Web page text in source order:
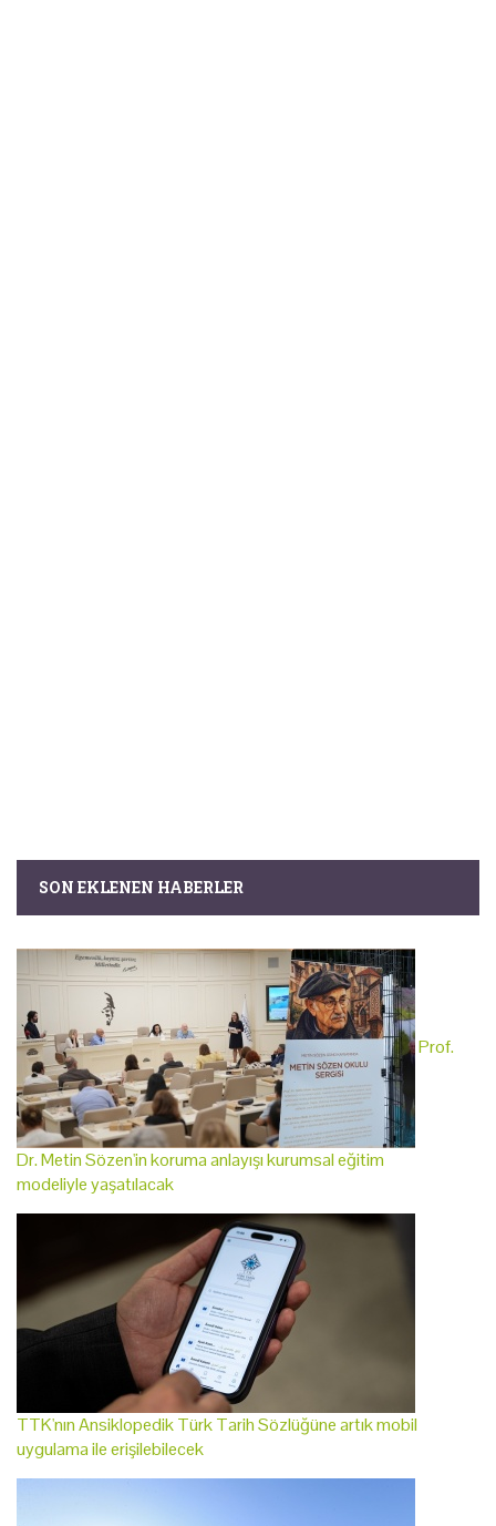
SON EKLENEN HABERLER
Prof.
Dr. Metin Sözen'in koruma anlayışı kurumsal eğitim
modeliyle yaşatılacak
TTK'nın Ansiklopedik Türk Tarih Sözlüğüne artık mobil
uygulama ile erişilebilecek